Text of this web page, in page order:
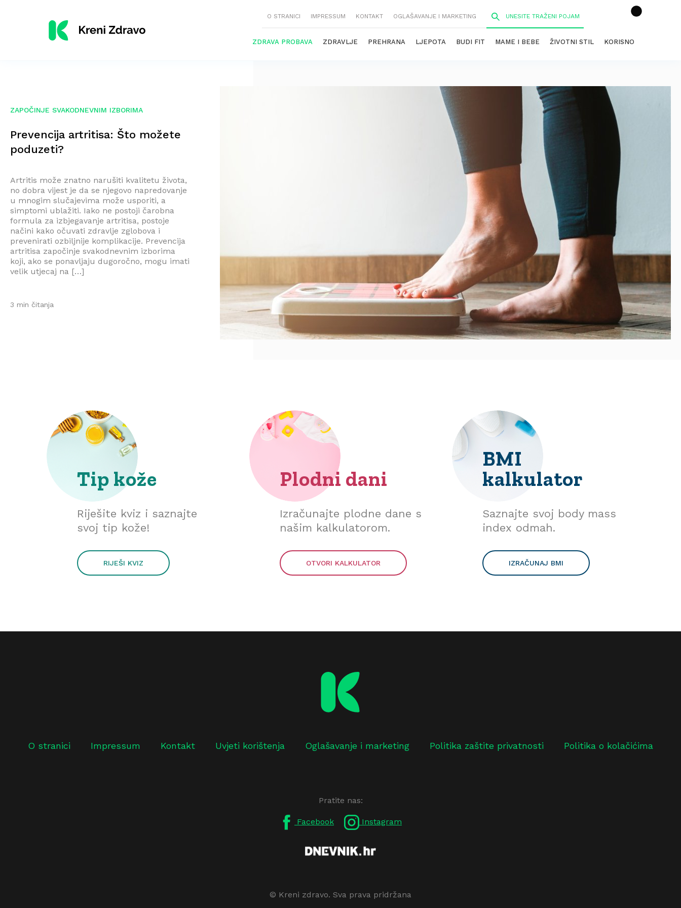
O STRANICI IMPRESSUM KONTAKT OGLAŠAVANJE I MARKETING
ZDRAVA PROBAVA ZDRAVLJE PREHRANA LJEPOTA BUDI FIT MAME I BEBE ŽIVOTNI STIL KORISNO
ZAPOČINJE SVAKODNEVNIM IZBORIMA
Prevencija artritisa: Što možete
poduzeti?
Artritis može znatno narušiti kvalitetu života,
no dobra vijest je da se njegovo napredovanje
u mnogim slučajevima može usporiti, a
simptomi ublažiti. Iako ne postoji čarobna
formula za izbjegavanje artritisa, postoje
načini kako očuvati zdravlje zglobova i
prevenirati ozbiljnije komplikacije. Prevencija
artritisa započinje svakodnevnim izborima
koji, ako se ponavljaju dugoročno, mogu imati
velik utjecaj na […]
3 min čitanja
Tip kože
Riješite kviz i saznajte
svoj tip kože!
RIJEŠI KVIZ
Plodni dani
Izračunajte plodne dane s
našim kalkulatorom.
OTVORI KALKULATOR
BMI
kalkulator
Saznajte svoj body mass
index odmah.
IZRAČUNAJ BMI
O stranici Impressum Kontakt Uvjeti korištenja Oglašavanje i marketing Politika zaštite privatnosti Politika o kolačićima
Pratite nas:
Facebook Instagram
© Kreni zdravo. Sva prava pridržana